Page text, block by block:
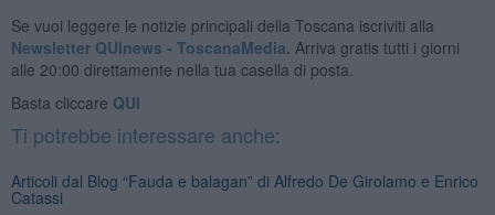
Se vuoi leggere le notizie principali della Toscana iscriviti alla
Newsletter QUInews - ToscanaMedia. Arriva gratis tutti i giorni
alle 20:00 direttamente nella tua casella di posta.
Basta cliccare QUI
Ti potrebbe interessare anche:
Articoli dal Blog “Fauda e balagan” di Alfredo De Girolamo e Enrico
Catassi